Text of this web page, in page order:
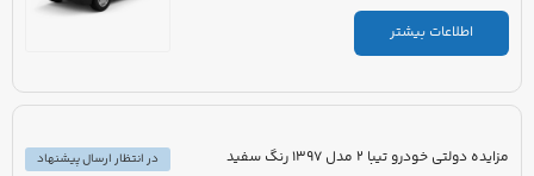
اطلاعات بیشتر
مزایده دولتی خودرو تیبا 2 مدل 1397 رنگ سفید
در انتظار ارسال پیشنهاد